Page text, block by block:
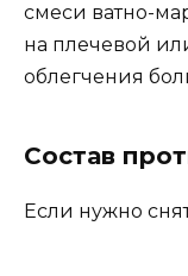
смеси ватно-
на плечевой
облегчения
Состав
Если нужно